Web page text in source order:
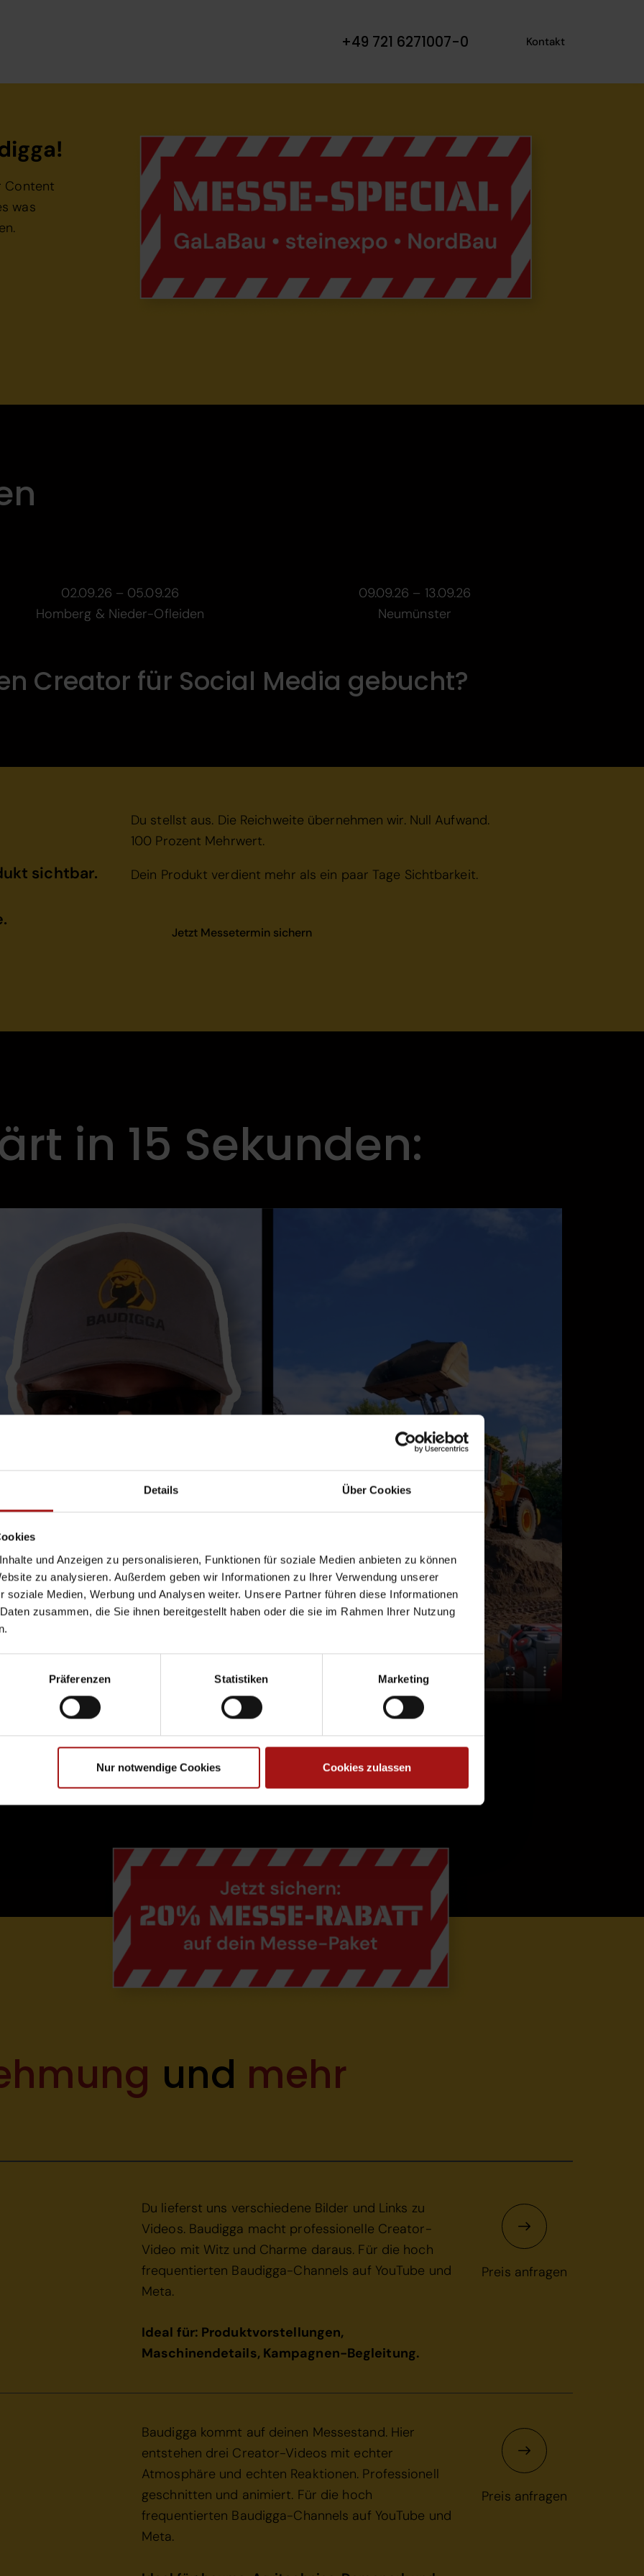
Details Über Cookies
und Anzeigen zu personalisieren, Funktionen für soziale Medien anbieten zu können
zu analysieren. Außerdem geben wir Informationen zu Ihrer Verwendung unserer
soziale Medien, Werbung und Analysen weiter. Unsere Partner führen diese Informationen
zusammen, die Sie ihnen bereitgestellt haben oder die sie im Rahmen Ihrer Nutzung
Präferenzen Statistiken Marketing
Nur notwendige Cookies Cookies zulassen
+49 721 6271007-0 Kontakt
Content
was
02.09.26 – 05.09.26
Homberg & Nieder-Ofleiden
09.09.26 – 13.09.26
Neumünster
Creator für Social Media gebucht?
sichtbar.
Du stellst aus. Die Reichweite übernehmen wir. Null Aufwand.
100 Prozent Mehrwert.
Dein Produkt verdient mehr als ein paar Tage Sichtbarkeit.
Jetzt Messetermin sichern
in 15 Sekunden:
und mehr
Du lieferst uns verschiedene Bilder und Links zu
Videos. Baudigga macht professionelle Creator-
Video mit Witz und Charme daraus. Für die hoch
frequentierten Baudigga-Channels auf YouTube und
Meta.
Ideal für: Produktvorstellungen,
Maschinendetails, Kampagnen-Begleitung.
Preis anfragen
Baudigga kommt auf deinen Messestand. Hier
entstehen drei Creator-Videos mit echter
Atmosphäre und echten Reaktionen. Professionell
geschnitten und animiert. Für die hoch
frequentierten Baudigga-Channels auf YouTube und
Meta.
Preis anfragen